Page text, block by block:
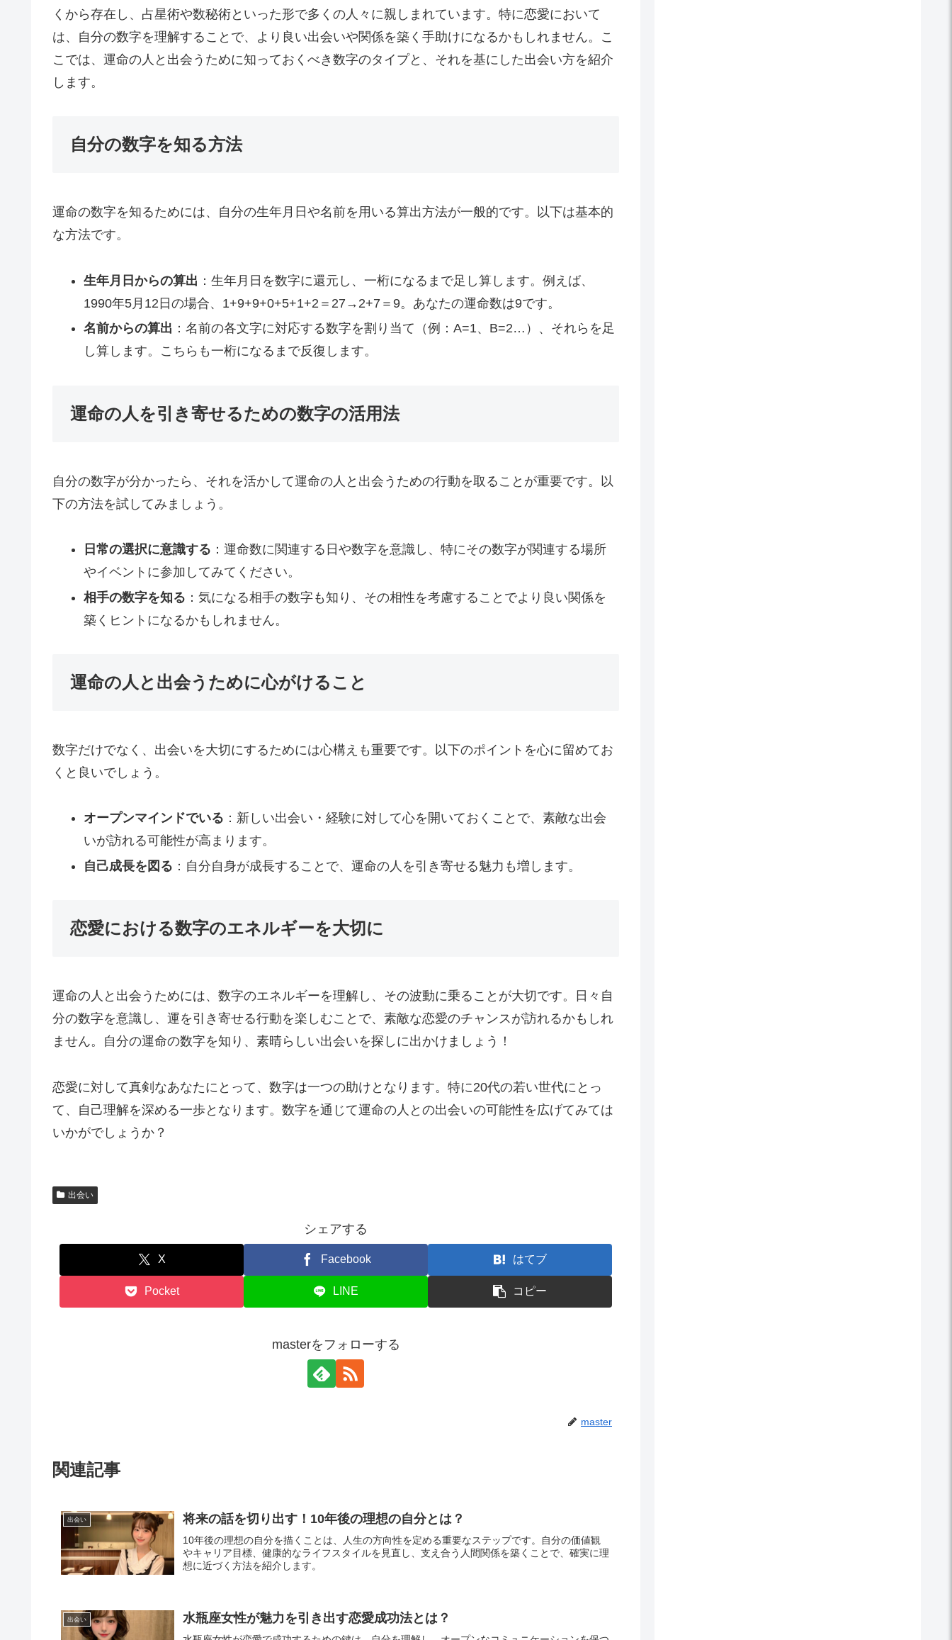
くから存在し、占星術や数秘術といった形で多くの人々に親しまれています。特に恋愛において
は、自分の数字を理解することで、より良い出会いや関係を築く手助けになるかもしれません。こ
こでは、運命の人と出会うために知っておくべき数字のタイプと、それを基にした出会い方を紹介
します。
自分の数字を知る方法
運命の数字を知るためには、自分の生年月日や名前を用いる算出方法が一般的です。以下は基本的
な方法です。
生年月日からの算出 ：生年月日を数字に還元し、一桁になるまで足し算します。例えば、
1990年5月12日の場合、1+9+9+0+5+1+2＝27→2+7＝9。あなたの運命数は9です。
名前からの算出 ：名前の各文字に対応する数字を割り当て（例：A=1、B=2…）、それらを足
し算します。こちらも一桁になるまで反復します。
運命の人を引き寄せるための数字の活用法
自分の数字が分かったら、それを活かして運命の人と出会うための行動を取ることが重要です。以
下の方法を試してみましょう。
日常の選択に意識する ：運命数に関連する日や数字を意識し、特にその数字が関連する場所
やイベントに参加してみてください。
相手の数字を知る ：気になる相手の数字も知り、その相性を考慮することでより良い関係を
築くヒントになるかもしれません。
運命の人と出会うために心がけること
数字だけでなく、出会いを大切にするためには心構えも重要です。以下のポイントを心に留めてお
くと良いでしょう。
オープンマインドでいる ：新しい出会い・経験に対して心を開いておくことで、素敵な出会
いが訪れる可能性が高まります。
自己成長を図る ：自分自身が成長することで、運命の人を引き寄せる魅力も増します。
恋愛における数字のエネルギーを大切に
運命の人と出会うためには、数字のエネルギーを理解し、その波動に乗ることが大切です。日々自
分の数字を意識し、運を引き寄せる行動を楽しむことで、素敵な恋愛のチャンスが訪れるかもしれ
ません。自分の運命の数字を知り、素晴らしい出会いを探しに出かけましょう！
恋愛に対して真剣なあなたにとって、数字は一つの助けとなります。特に20代の若い世代にとっ
て、自己理解を深める一歩となります。数字を通じて運命の人との出会いの可能性を広げてみては
いかがでしょうか？
出会い
シェアする
X Facebook はてブ
Pocket LINE コピー
masterをフォローする
master
関連記事
出会い 将来の話を切り出す！10年後の理想の自分とは？
10年後の理想の自分を描くことは、人生の方向性を定める重要なステップです。自分の価値観
やキャリア目標、健康的なライフスタイルを見直し、支え合う人間関係を築くことで、確実に理
想に近づく方法を紹介します。
出会い 水瓶座女性が魅力を引き出す恋愛成功法とは？